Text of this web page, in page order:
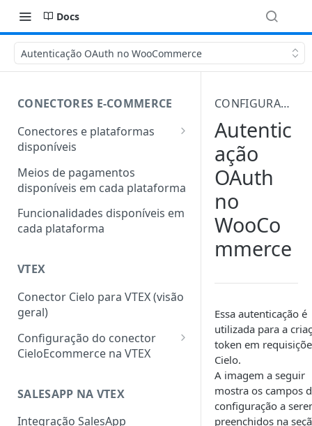
Docs
Autenticação OAuth no WooCommerce
CONECTORES E-COMMERCE
Conectores e plataformas
disponíveis
Outras plataformas também
conectadas com a Cielo
Meios de pagamentos
disponíveis em cada plataforma
Funcionalidades disponíveis em
cada plataforma
VTEX
Conector Cielo para VTEX (visão
geral)
Configuração do conector
CieloEcommerce na VTEX
Configuração de cartão de
Funcionalidades
Configuração da
SALESAPP NA VTEX
Integração SalesApp
CONFIGURAÇÃO DO WOOCOMMERCE
Autentic
ação
OAuth
no
WooCo
mmerce
Essa autenticação é
utilizada para a
token em
Cielo.
A imagem a seguir
mostra os campos
configuração a
preenchidos na